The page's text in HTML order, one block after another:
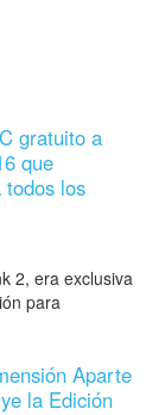
gratuito a
que
todos los
2, era exclusiva
para
Aparte
la Edición